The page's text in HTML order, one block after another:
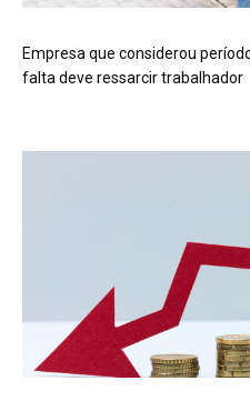
Empresa que considerou
falta deve ressarcir trabalhador